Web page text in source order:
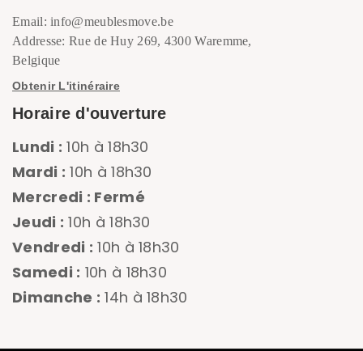
Email: info@meublesmove.be
Addresse: Rue de Huy 269, 4300 Waremme,
Belgique
Obtenir L'itinéraire
Horaire d'ouverture
Lundi : 10h à 18h30
Mardi : 10h à 18h30
Mercredi : Fermé
Jeudi : 10h à 18h30
Vendredi : 10h à 18h30
Samedi : 10h à 18h30
Dimanche : 14h à 18h30